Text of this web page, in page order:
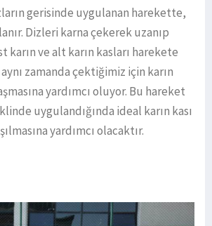
gerisinde uygulanan harekette,
Dizleri karna çekerek uzanıp
karın ve alt karın kasları harekete
zamanda çektiğimiz için karın
yardımcı oluyor. Bu hareket
uygulandığında ideal karın kası
yardımcı olacaktır.